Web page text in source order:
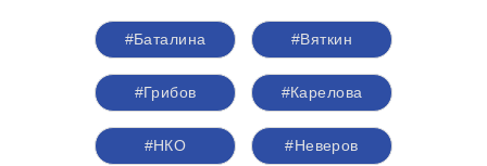
#Баталина #Вяткин
#Грибов #Карелова
#НКО #Неверов